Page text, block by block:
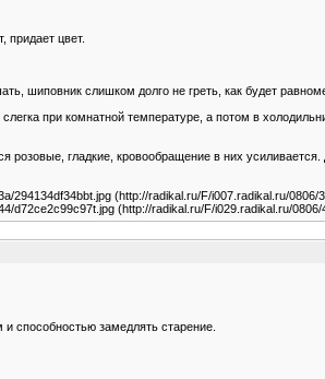
придает цвет.
шиповник слишком долго не греть, как будет
при комнатной температуре, а потом в
розовые, гладкие, кровообращение в них
294134df34bbt.jpg (http://radikal.ru/F/i007.radikal.ru/0806/
d72ce2c99c97t.jpg (http://radikal.ru/F/i029.radikal.ru/
замедлять старение.